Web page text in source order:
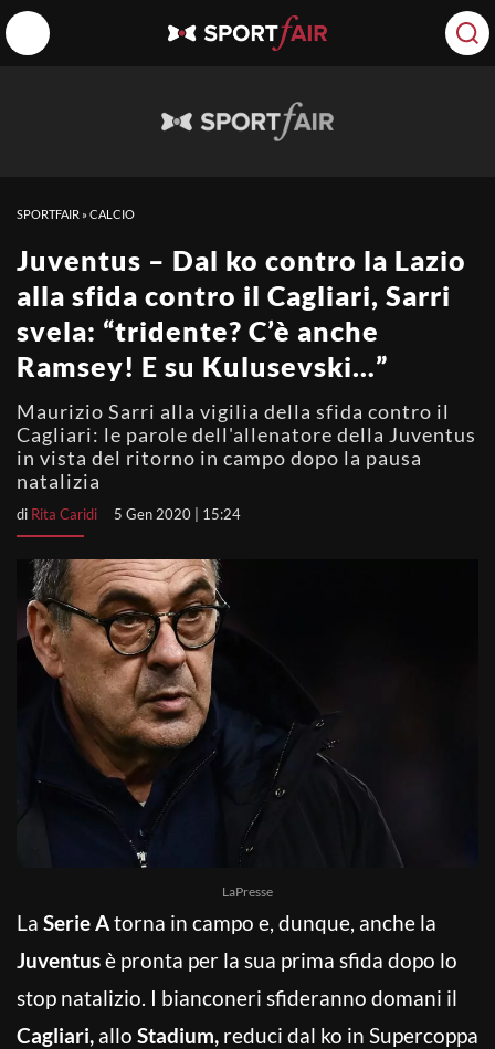
SPORTFAIR »CALCIO
Juventus – Dal ko contro la Lazio
alla sfida contro il Cagliari, Sarri
svela: “tridente? C’è anche
Ramsey! E su Kulusevski…”
Maurizio Sarri alla vigilia della sfida contro il
Cagliari: le parole dell'allenatore della Juventus
in vista del ritorno in campo dopo la pausa
natalizia
di Rita Caridi 5 Gen 2020 | 15:24
LaPresse
La Serie Atorna in campo e, dunque, anche la
Juventusè pronta per la sua prima sfida dopo lo
stop natalizio. I bianconeri sfideranno domani il
Cagliari, allo Stadium, reduci dal ko in Supercoppa